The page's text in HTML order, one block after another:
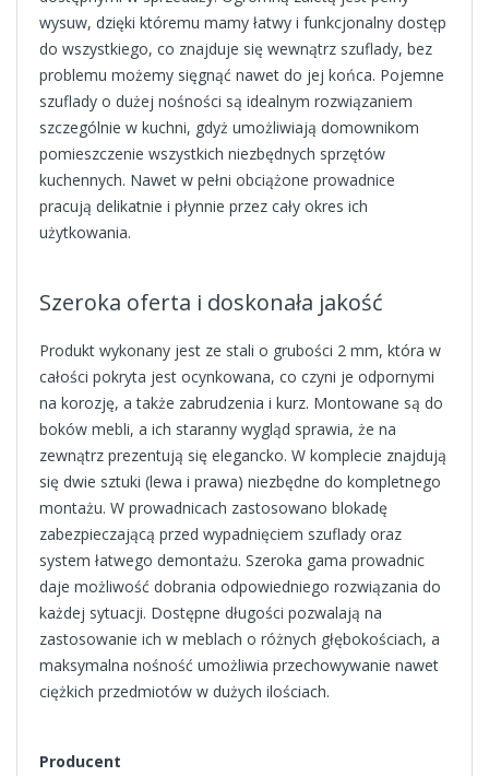
wysuw, dzięki któremu mamy łatwy i funkcjonalny dostęp
do wszystkiego, co znajduje się wewnątrz szuflady, bez
problemu możemy sięgnąć nawet do jej końca. Pojemne
szuflady o dużej nośności są idealnym rozwiązaniem
szczególnie w kuchni, gdyż umożliwiają domownikom
pomieszczenie wszystkich niezbędnych sprzętów
kuchennych. Nawet w pełni obciążone prowadnice
pracują delikatnie i płynnie przez cały okres ich
użytkowania.
Szeroka oferta i doskonała jakość
Produkt wykonany jest ze stali o grubości 2 mm, która w
całości pokryta jest ocynkowana, co czyni je odpornymi
na korozję, a także zabrudzenia i kurz. Montowane są do
boków mebli, a ich staranny wygląd sprawia, że na
zewnątrz prezentują się elegancko. W komplecie znajdują
się dwie sztuki (lewa i prawa) niezbędne do kompletnego
montażu. W prowadnicach zastosowano blokadę
zabezpieczającą przed wypadnięciem szuflady oraz
system łatwego demontażu. Szeroka gama prowadnic
daje możliwość dobrania odpowiedniego rozwiązania do
każdej sytuacji. Dostępne długości pozwalają na
zastosowanie ich w meblach o różnych głębokościach, a
maksymalna nośność umożliwia przechowywanie nawet
ciężkich przedmiotów w dużych ilościach.
Producent